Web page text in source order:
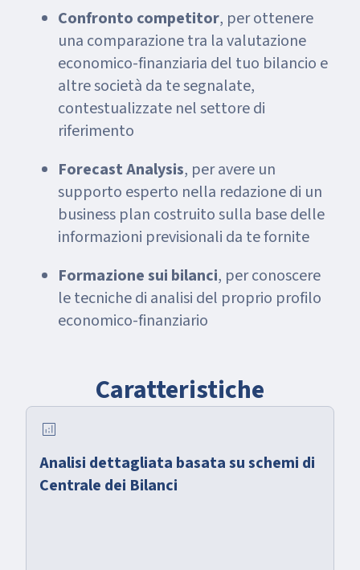
Confronto competitor, per ottenere
una comparazione tra la valutazione
economico-finanziaria del tuo bilancio e
altre società da te segnalate,
contestualizzate nel settore di
riferimento
Forecast Analysis, per avere un
supporto esperto nella redazione di un
business plan costruito sulla base delle
informazioni previsionali da te fornite
Formazione sui bilanci, per conoscere
le tecniche di analisi del proprio profilo
economico-finanziario
Caratteristiche
analytics
Analisi dettagliata basata su schemi di
Centrale dei Bilanci